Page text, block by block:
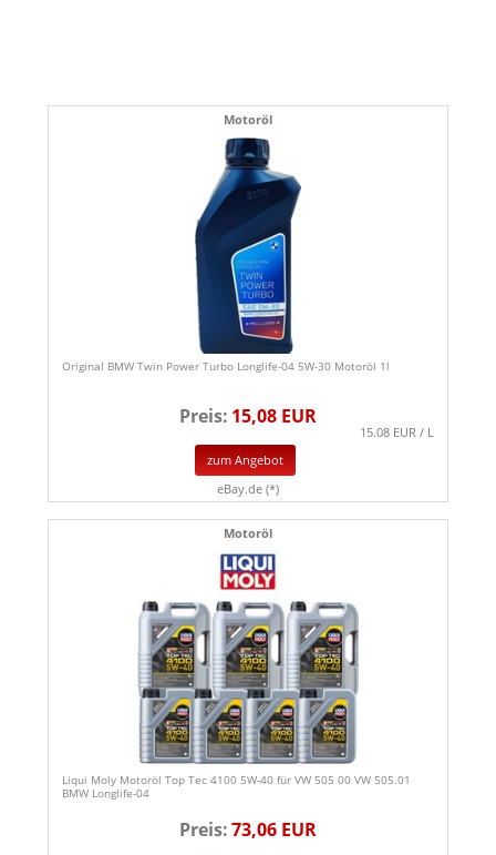
Motoröl
Original BMW Twin Power Turbo Longlife-04 5W-30 Motoröl 1l
Preis: 15,08 EUR
15.08 EUR / L
zum Angebot
eBay.de (*)
Motoröl
Liqui Moly Motoröl Top Tec 4100 5W-40 für VW 505 00 VW 505.01
BMW Longlife-04
Preis:73,06 EUR